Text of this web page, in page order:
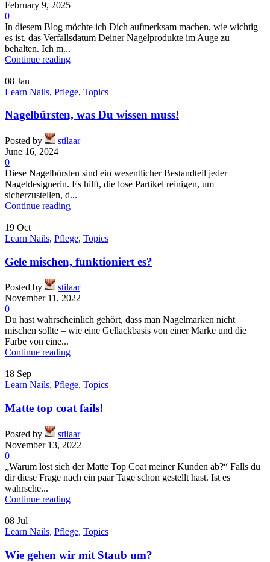
February 9, 2025
0
In diesem Blog möchte ich Dich aufmerksam machen, wie wichtig
es ist, das Verfallsdatum Deiner Nagelprodukte im Auge zu
behalten. Ich m...
Continue reading
08 Jan
Learn Nails, Pflege, Topics
Nagelbürsten, was Du wissen muss!
Posted by
stilaar
June 16, 2024
0
Diese Nagelbürsten sind ein wesentlicher Bestandteil jeder
Nageldesignerin. Es hilft, die lose Partikel reinigen, um
sicherzustellen, d...
Continue reading
19 Oct
Learn Nails, Pflege, Topics
Gele mischen, funktioniert es?
Posted by
stilaar
November 11, 2022
0
Du hast wahrscheinlich gehört, dass man Nagelmarken nicht
mischen sollte – wie eine Gellackbasis von einer Marke und die
Farbe von eine...
Continue reading
18 Sep
Learn Nails, Pflege, Topics
Matte top coat fails!
Posted by
stilaar
November 13, 2022
0
„Warum löst sich der Matte Top Coat meiner Kunden ab?“ Falls du
dir diese Frage nach ein paar Tage schon gestellt hast. Ist es
wahrsche...
Continue reading
08 Jul
Learn Nails, Pflege, Topics
Wie gehen wir mit Staub um?